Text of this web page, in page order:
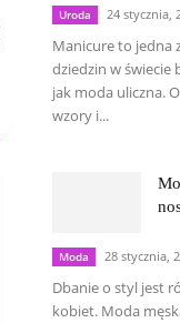
Uroda 24 stycznia,
Manicure to jedna
dziedzin w świecie
jak moda uliczna.
wzory i...
Moda 28 stycznia,
Dbanie o styl jest
kobiet. Moda